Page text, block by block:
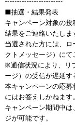
■抽選・結果発表
キャンペーン対象の
結果をご連絡いたしま
当選された方には、
クトメッセージ）にて
※通信状況により、リ
ージ）の受信が遅延す
本キャンペーンの応
にはお答えしかねます。
キャンペーン期間中
ジが可能です。